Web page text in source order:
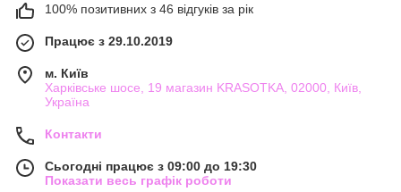
100% позитивних з 46 відгуків за рік
Працює з 29.10.2019
м. Київ
Харківське шосе, 19 магазин KRASOTKA, 02000, Київ,
Україна
Контакти
Сьогодні працює з 09:00 до 19:30
Показати весь графік роботи